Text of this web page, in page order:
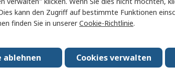
Hinzufügen
Produkt vergleichen
Menge
kann den Zugriff auf bestimmte Funktionen
finden Sie in unsererCookie-Richtlinie.
Cookies verwalten
ablehnen